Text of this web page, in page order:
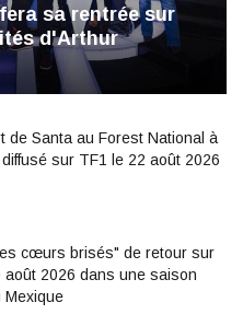
sa rentrée sur
d'Arthur
de Santa au Forest National à
sur TF1 le 22 août 2026
cœurs brisés" de retour sur
août 2026 dans une saison
Mexique